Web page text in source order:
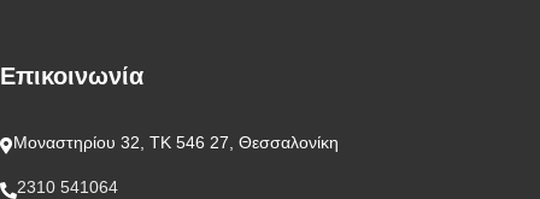
Επικοινωνία
Μοναστηρίου 32, ΤΚ 546 27, Θεσσαλονίκη
2310 541064